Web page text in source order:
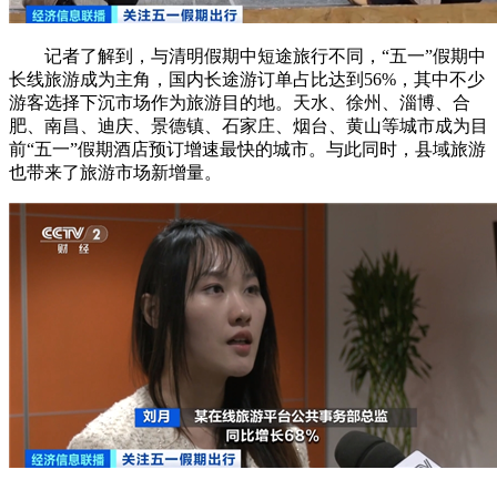
记者了解到，与清明假期中短途旅行不同，“五一”假期中
长线旅游成为主角，国内长途游订单占比达到56%，其中不少
游客选择下沉市场作为旅游目的地。天水、徐州、淄博、合
肥、南昌、迪庆、景德镇、石家庄、烟台、黄山等城市成为目
前“五一”假期酒店预订增速最快的城市。与此同时，县域旅游
也带来了旅游市场新增量。